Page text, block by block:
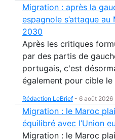
Migration : après la
espagnole s’attaque
2030
Après les critiques
par des partis de
portugais, c'est
également pour cible le
Rédaction LeBrief - 6 août 2026
Migration : le Maroc
équilibré avec l’Union
Migration : le Maroc